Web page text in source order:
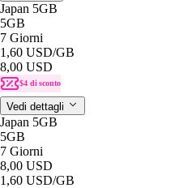
Japan 5GB
5GB
7 Giorni
1,60 USD/GB
8,00 USD
$4 di sconto
Vedi dettagli
Japan 5GB
5GB
7 Giorni
8,00 USD
1,60 USD/GB